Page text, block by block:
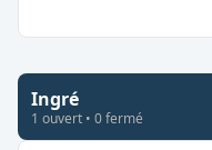
Ingré
1 ouvert • 0fermé